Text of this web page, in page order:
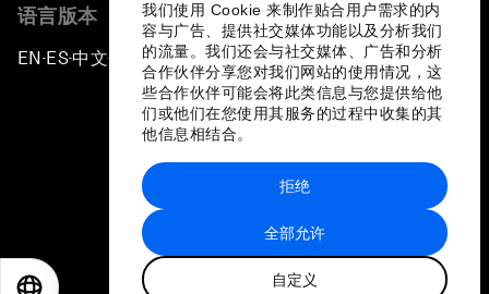
我们使用 Cookie 来制作贴合用户需求的内
容与广告、提供社交媒体功能以及分析我们
的流量。我们还会与社交媒体、广告和分析
合作伙伴分享您对我们网站的使用情况，这
些合作伙伴可能会将此类信息与您提供给他
们或他们在您使用其服务的过程中收集的其
他信息相结合。
全部允许
自定义
拒绝
语言版本
EN ▪ ES▪中文▪ 日本語
站点地图
世界经济论坛